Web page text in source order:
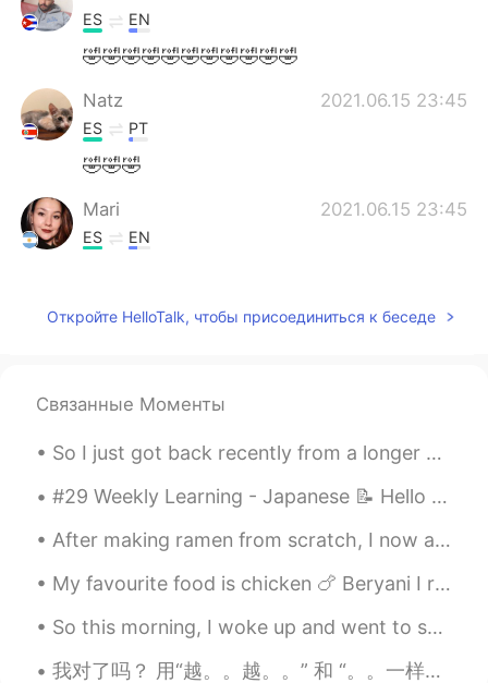
ES EN
🤣🤣🤣🤣🤣🤣🤣🤣🤣🤣🤣
Natz 2021.06.15 23:45
ES PT
🤣🤣🤣
Mari 2021.06.15 23:45
ES EN
Florencia 2021.06.15 23:41
ES EN
@Liojajajaja 😂 Sisi, pero Lio es la
abreviatura de tu nombre
Sofíalaram. 2021.06.15 23:38
ES EN
Se armó la pelotera, se armó el ple, ple,
se armó el bochinche, se armó el
saperoco. Y estas son unas de las Miles
Откройте HelloTalk, чтобы присоединиться к беседе
Связанные Моменты
So I just got back recently from a longer vacation in Mexico, a little over a month in the Yucata...
#29 Weekly Learning - Japanese 📝 Hello friends 😄, Welcome to my weekly learning of 🇰🇷🇯🇵🇷🇺 ❓ Qu...
After making ramen from scratch, I now appreciate the complexity of the dish! This time I tried t...
My favourite food is chicken 🍗 Beryani I really like it and it’s also very delicious I love to co...
So this morning, I woke up and went to see the sunrise at the beach. What are the best places for...
我对了吗？ 用“越。。越。。” 和 “。。一样。。” (fill in the blank) 1. 这个电影越看(越好)。 2. 我们越聊(越感兴趣)。 3. 她(越爬)，我越担心。 4. 我...